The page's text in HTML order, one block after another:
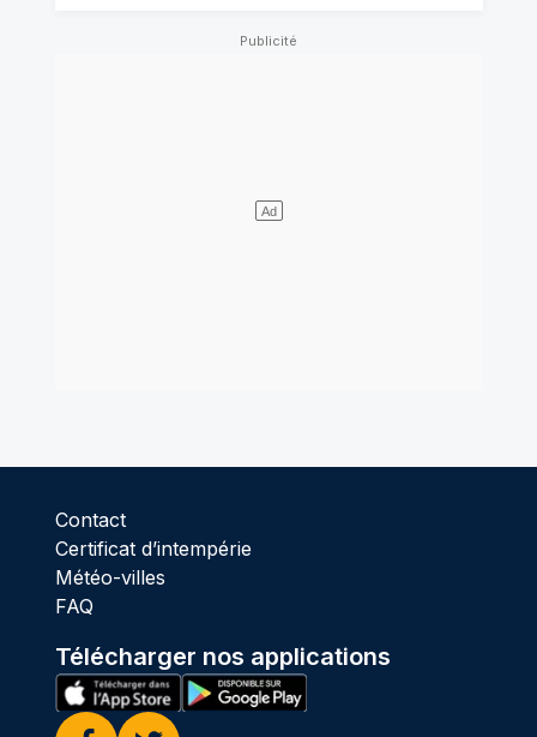
Contact
Certificat d’intempérie
Météo-villes
FAQ
Télécharger nos applications